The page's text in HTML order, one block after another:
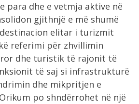
para dhe e vetmja aktive në
gjithnjë e më shumë
elitar i turizmit
referimi për zhvillimin
dhe turistik të rajonit të
të saj si infrastrukturë
dhe mikpritjen e
po shndërrohet në një